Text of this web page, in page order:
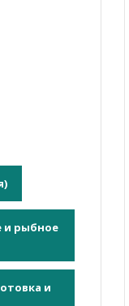
и рыбное
и